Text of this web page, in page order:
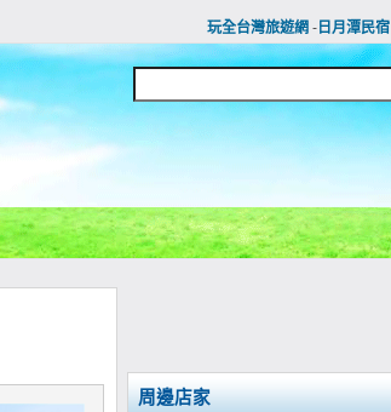
玩全台灣旅遊網 -日月潭民宿
周邊店家